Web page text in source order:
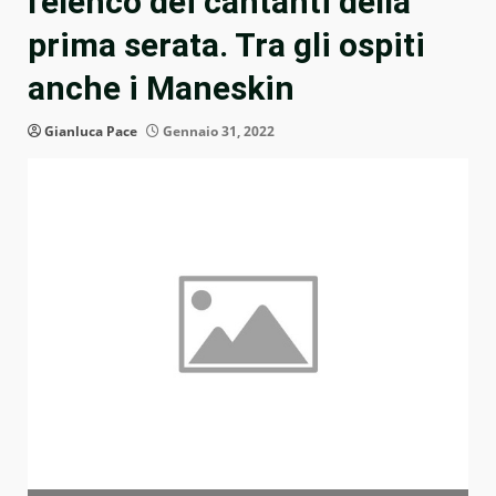
prima serata. Tra gli ospiti
anche i Maneskin
Gianluca Pace Gennaio 31, 2022